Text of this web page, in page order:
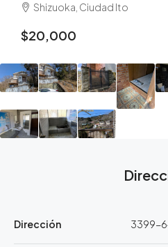
Shizuoka, Ciudad Ito
$20,000
Dirección 3399-